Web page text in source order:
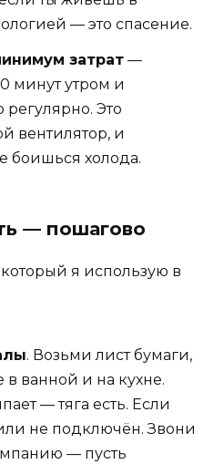
— это спасение.
затрат —
минут утром и
регулярно. Это
вентилятор, и
боишься холода.
— пошагово
я использую в
. Возьми лист бумаги,
ванной и на кухне.
— тяга есть. Если
не подключён. Звони
— пусть